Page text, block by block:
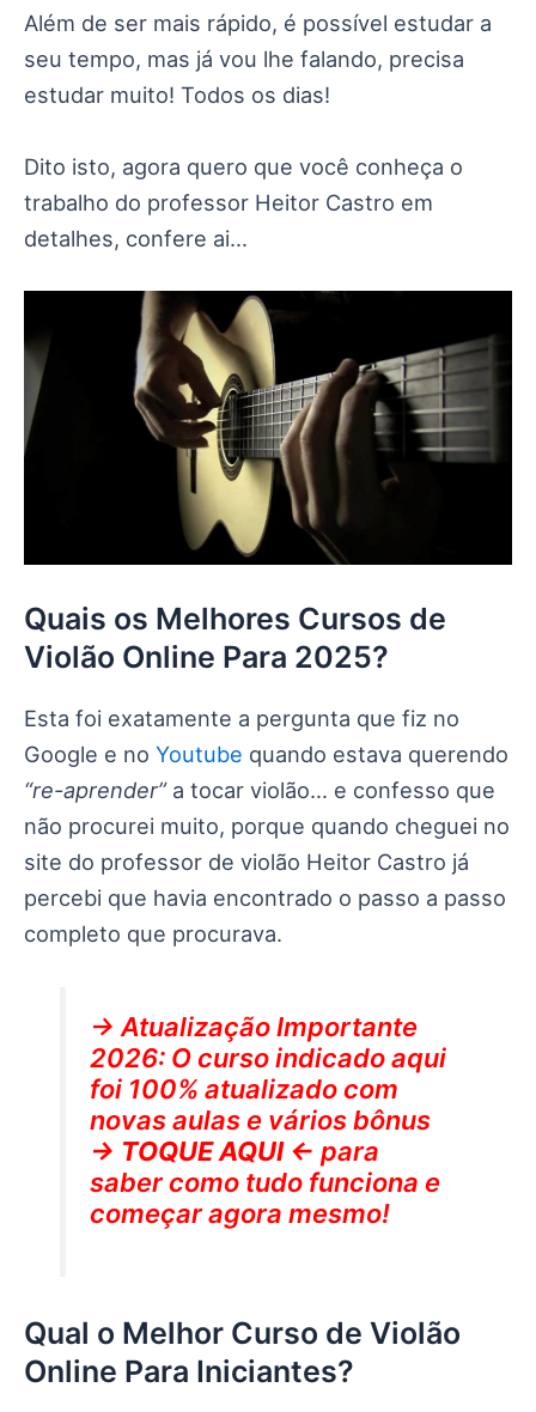
Além de ser mais rápido, é possível estudar a
seu tempo, mas já vou lhe falando, precisa
estudar muito! Todos os dias!
Dito isto, agora quero que você conheça o
trabalho do professor Heitor Castro em
detalhes, confere ai…
Quais os Melhores Cursos de
Violão Online Para 2025?
Esta foi exatamente a pergunta que fiz no
Google e no Youtube quando estava querendo
“re-aprender”a tocar violão… e confesso que
não procurei muito, porque quando cheguei no
site do professor de violão Heitor Castro já
percebi que havia encontrado o passo a passo
completo que procurava.
→ Atualização Importante
2026: O curso indicado aqui
foi 100% atualizado com
novas aulas e vários bônus
→ TOQUE AQUI ← para
saber como tudo funciona e
começar agora mesmo!
Qual o Melhor Curso de Violão
Online Para Iniciantes?